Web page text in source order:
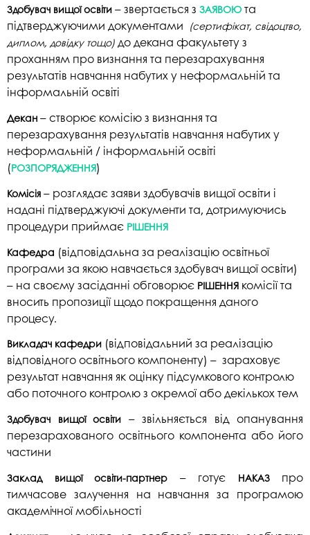
Здобувач вищої освіти – звертається з ЗАЯВОЮ та
підтверджуючими документами (сертифікат, свідоцтво,
диплом, довідку тощо) до декана факультету з
проханням про визнання та перезарахування
результатів навчання набутих у неформальній та
інформальній освіті
Декан – створює комісію з визнання та
перезарахування результатів навчання набутих у
неформальній / інформальній освіті
(РОЗПОРЯДЖЕННЯ)
Комісія – розглядає заяви здобувачів вищої освіти і
надані підтверджуючі документи та, дотримуючись
процедури приймає РІШЕННЯ
Кафедра (відповідальна за реалізацію освітньої
програми за якою навчається здобувач вищої освіти)
– на своєму засіданні обговорює РІШЕННЯ комісії та
вносить пропозиції щодо покращення даного
процесу.
Викладач кафедри (відповідальний за реалізацію
відповідного освітнього компоненту) – зараховує
результат навчання як оцінку підсумкового контролю
або поточного контролю з окремої або декількох тем
Здобувач вищої освіти – звільняється від опанування
перезарахованого освітнього компонента або його
частини
Заклад вищої освіти-партнер – готує НАКАЗпро
тимчасове залучення на навчання за програмою
академічної мобільності